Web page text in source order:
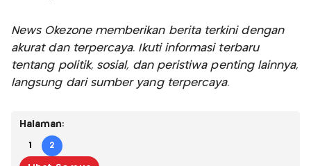
News Okezone memberikan berita terkini dengan
akurat dan terpercaya. Ikuti informasi terbaru
tentang politik, sosial, dan peristiwa penting lainnya,
langsung dari sumber yang terpercaya.
Halaman:
1 2